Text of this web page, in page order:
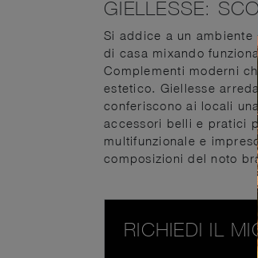
GIELLESSE:
Si addice a un
di casa mixando
Complementi moderni
estetico. Giellesse
conferiscono ai locali
accessori belli e pratici
multifunzionale e
composizioni del noto
RICHIEDI IL